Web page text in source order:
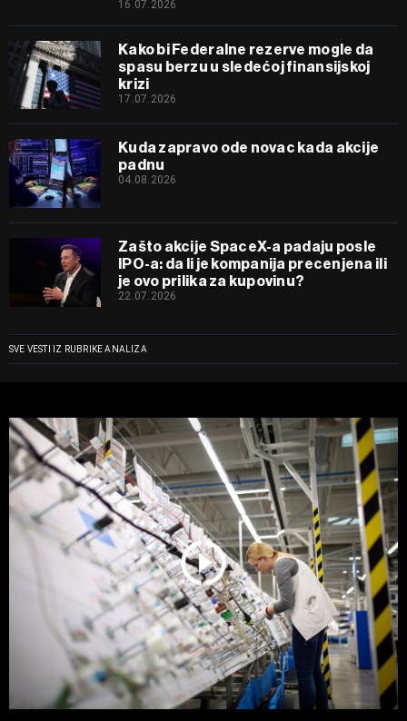
16.07.2026
Kako bi Federalne rezerve mogle da
spasu berzu u sledećoj finansijskoj
krizi
17.07.2026
Kuda zapravo ode novac kada akcije
padnu
04.08.2026
Zašto akcije SpaceX-a padaju posle
IPO-a: da li je kompanija precenjena ili
je ovo prilika za kupovinu?
22.07.2026
SVE VESTI IZ RUBRIKE ANALIZA